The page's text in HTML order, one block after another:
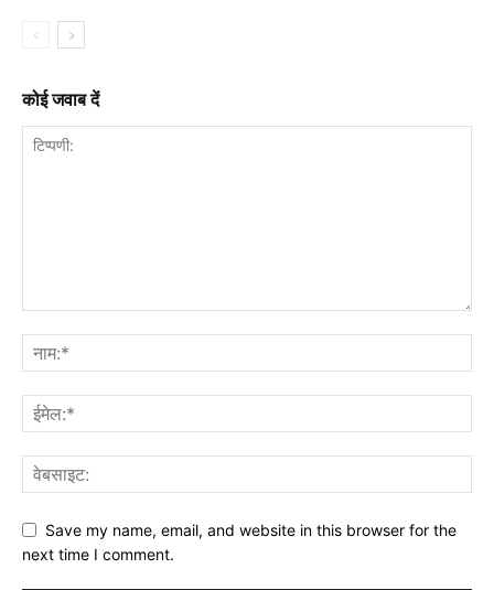
कोई जवाब दें
Save my name, email, and website in this browser for the
next time I comment.